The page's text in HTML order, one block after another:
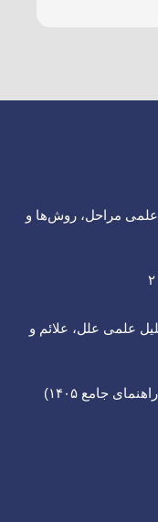
مراحل، روش‌ها و
علمی علل، علائم و
جامع ۱۴۰۵)